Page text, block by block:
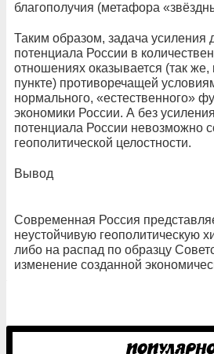
благополучия (метафора
Таким образом, задача усиления
потенциала России в
отношениях оказывается (так
пункте) противоречащей
нормального, «естественного»
экономики России. А без
потенциала России невозможно
геополитической целостности.
Вывод
Современная Россия
неустойчивую геополитическую
либо на распад по образцу
изменение созданной